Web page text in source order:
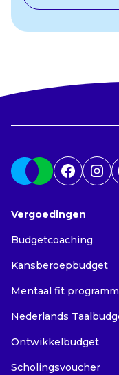
Vergoedingen
Budgetcoaching
Kansberoepbudget
Mentaal fit
Nederlands
Ontwikkelbudget
Scholingsvoucher